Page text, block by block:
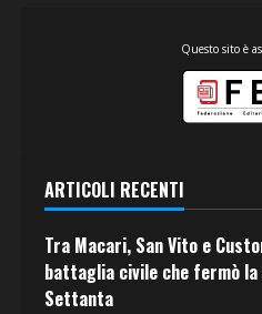
Questo sito è
ARTICOLI RECENTI
Tra Macari, San Vito e
battaglia civile che fermò
Settanta